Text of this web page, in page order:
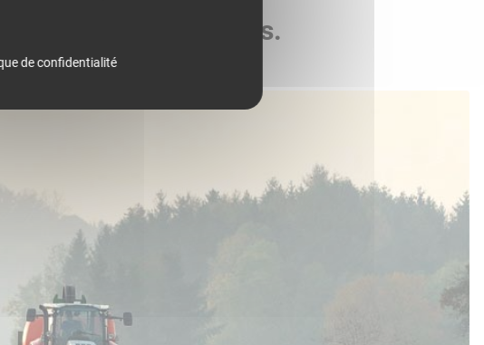
de vos parcelles.
de confidentialité